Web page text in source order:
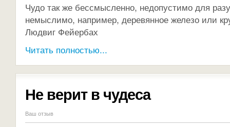
Чудо так же бессмысленно, недопустимо для
немыслимо, например, деревянное железо или
Людвиг Фейербах
Читать полностью...
Не верит в чудеса
Ваш отзыв